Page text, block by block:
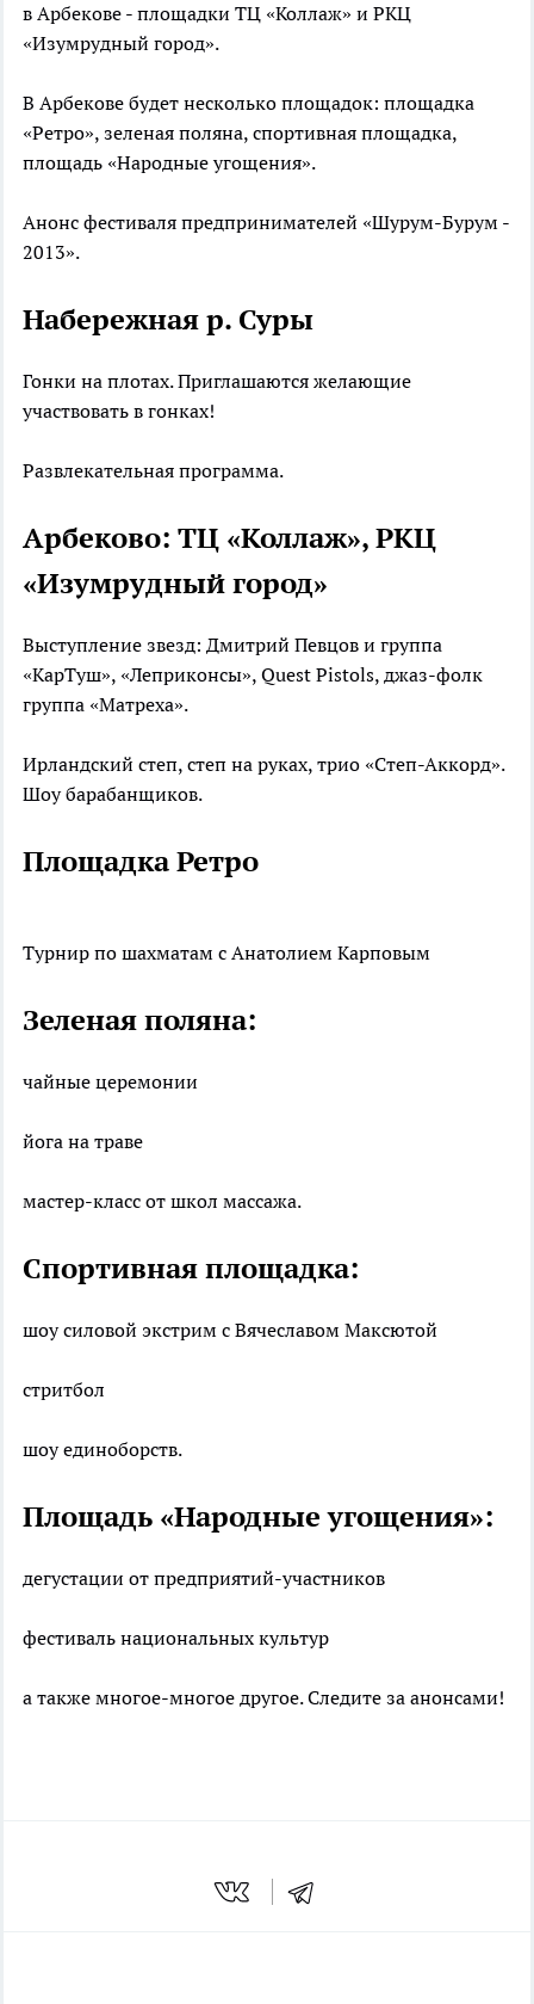
в Арбекове - площадки ТЦ «Коллаж» и РКЦ
«Изумрудный город».
В Арбекове будет несколько площадок: площадка
«Ретро», зеленая поляна, спортивная площадка,
площадь «Народные угощения».
Анонс фестиваля предпринимателей «Шурум-Бурум -
2013».
Набережная р. Суры
Гонки на плотах. Приглашаются желающие
участвовать в гонках!
Развлекательная программа.
Арбеково: ТЦ «Коллаж», РКЦ
«Изумрудный город»
Выступление звезд: Дмитрий Певцов и группа
«КарТуш», «Леприконсы», Quest Pistols, джаз-фолк
группа «Матреха».
Ирландский степ, степ на руках, трио «Степ-Аккорд».
Шоу барабанщиков.
Площадка Ретро
Турнир по шахматам с Анатолием Карповым
Зеленая поляна:
чайные церемонии
йога на траве
мастер-класс от школ массажа.
Спортивная площадка:
шоу силовой экстрим с Вячеславом Максютой
стритбол
шоу единоборств.
Площадь «Народные угощения»:
дегустации от предприятий-участников
фестиваль национальных культур
а также многое-многое другое. Следите за анонсами!